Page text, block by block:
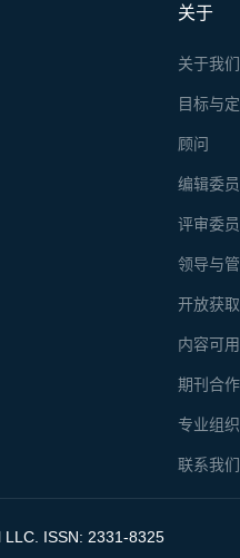
关于
关于我们
目标与
顾问
编辑委
评审委
领导与
开放获
内容可
期刊合
专业组
联系我们
LLC. ISSN: 2331-8325